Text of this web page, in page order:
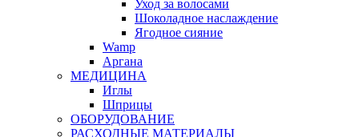
Уход за волосами
Шоколадное наслаждение
Ягодное сияние
Wamp
Аргана
МЕДИЦИНА
Иглы
Шприцы
ОБОРУДОВАНИЕ
РАСХОДНЫЕ МАТЕРИАЛЫ